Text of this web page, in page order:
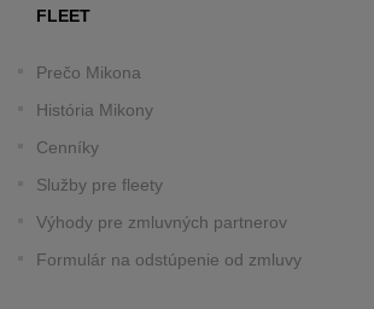
FLEET
Prečo Mikona
História Mikony
Cenníky
Služby pre fleety
Výhody pre zmluvných partnerov
Formulár na odstúpenie od zmluvy